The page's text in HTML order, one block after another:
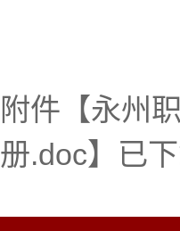
附件【永州
册.doc】已